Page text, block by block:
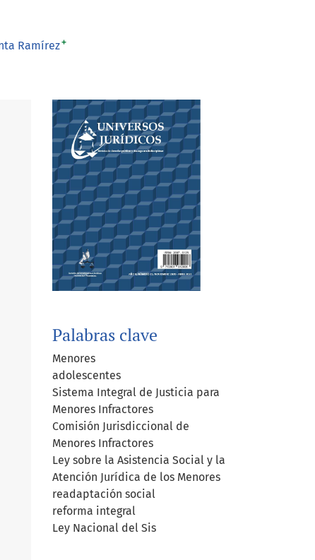
Ramírez+
Palabras clave
Menores
adolescentes
Sistema Integral de Justicia para
Menores Infractores
Comisión Jurisdiccional de
Menores Infractores
Ley sobre la Asistencia Social y la
Atención Jurídica de los Menores
readaptación social
reforma integral
Ley Nacional del Sis